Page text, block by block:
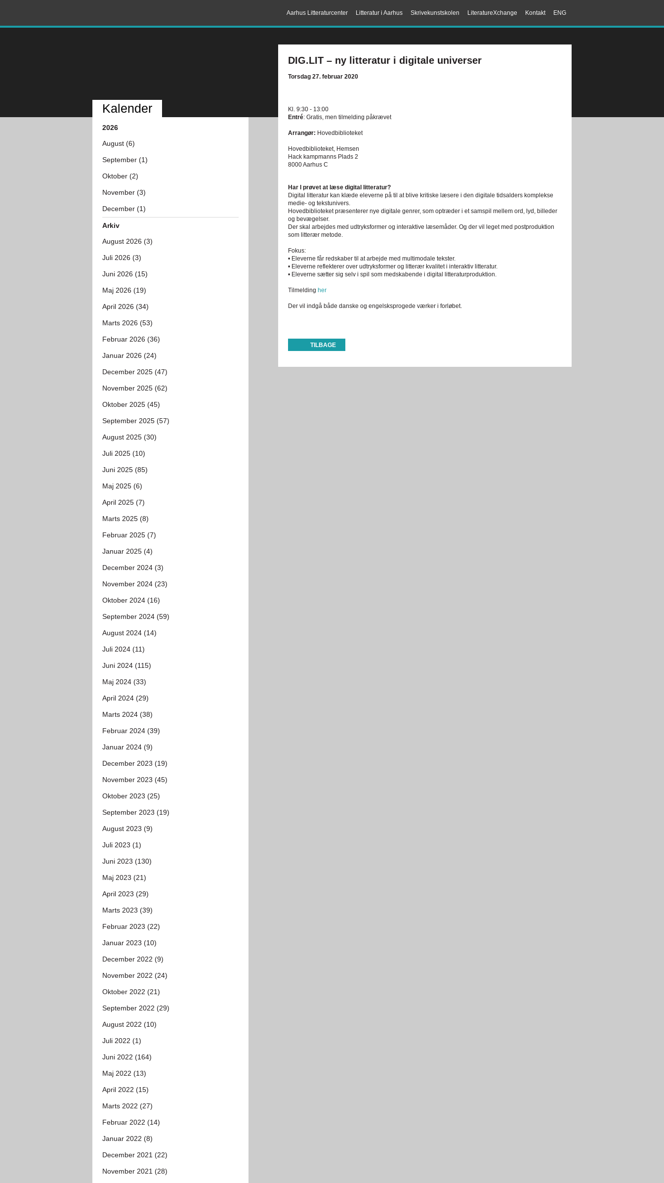
ENG
Kontakt
LiteratureXchange
Skrivekunstskolen
Litteratur i Aarhus
Aarhus Litteraturcenter
DIG.LIT – ny litteratur i digitale universer
Torsdag 27. februar 2020
Kl. 9:30 - 13:00
Entré: Gratis, men tilmelding påkrævet
Arrangør: Hovedbiblioteket
Hovedbiblioteket, Hemsen
Hack kampmanns Plads 2
8000 Aarhus C
Har I prøvet at læse digital litteratur?
Digital litteratur kan klæde eleverne på til at blive kritiske læsere i den digitale tidsalders komplekse
medie- og tekstunivers.
Hovedbiblioteket præsenterer nye digitale genrer, som optræder i et samspil mellem ord, lyd, billeder
og bevægelser.
Der skal arbejdes med udtryksformer og interaktive læsemåder. Og der vil leget med postproduktion
som litterær metode.
Fokus:
• Eleverne får redskaber til at arbejde med multimodale tekster.
• Eleverne reflekterer over udtryksformer og litterær kvalitet i interaktiv litteratur.
• Eleverne sætter sig selv i spil som medskabende i digital litteraturproduktion.
Tilmelding her
Der vil indgå både danske og engelsksprogede værker i forløbet.
TILBAGE
Kalender
2026
August (6)
September (1)
Oktober (2)
November (3)
December (1)
Arkiv
August 2026 (3)
Juli 2026 (3)
Juni 2026 (15)
Maj 2026 (19)
April 2026 (34)
Marts 2026 (53)
Februar 2026 (36)
Januar 2026 (24)
December 2025 (47)
November 2025 (62)
Oktober 2025 (45)
September 2025 (57)
August 2025 (30)
Juli 2025 (10)
Juni 2025 (85)
Maj 2025 (6)
April 2025 (7)
Marts 2025 (8)
Februar 2025 (7)
Januar 2025 (4)
December 2024 (3)
November 2024 (23)
Oktober 2024 (16)
September 2024 (59)
August 2024 (14)
Juli 2024 (11)
Juni 2024 (115)
Maj 2024 (33)
April 2024 (29)
Marts 2024 (38)
Februar 2024 (39)
Januar 2024 (9)
December 2023 (19)
November 2023 (45)
Oktober 2023 (25)
September 2023 (19)
August 2023 (9)
Juli 2023 (1)
Juni 2023 (130)
Maj 2023 (21)
April 2023 (29)
Marts 2023 (39)
Februar 2023 (22)
Januar 2023 (10)
December 2022 (9)
November 2022 (24)
Oktober 2022 (21)
September 2022 (29)
August 2022 (10)
Juli 2022 (1)
Juni 2022 (164)
Maj 2022 (13)
April 2022 (15)
Marts 2022 (27)
Februar 2022 (14)
Januar 2022 (8)
December 2021 (22)
November 2021 (28)